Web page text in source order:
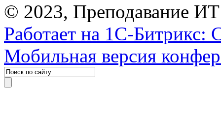
© 2023, Преподавание
Работает на 1С-Битрикс:
Мобильная версия